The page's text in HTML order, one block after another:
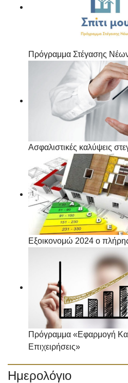
Πρόγραμμα Στέγασης Νέων
Ασφαλιστικές καλύψεις
Εξοικονομώ 2024 ο
Πρόγραμμα «Εφαρμογή
Επιχειρήσεις»
Ημερολόγιο